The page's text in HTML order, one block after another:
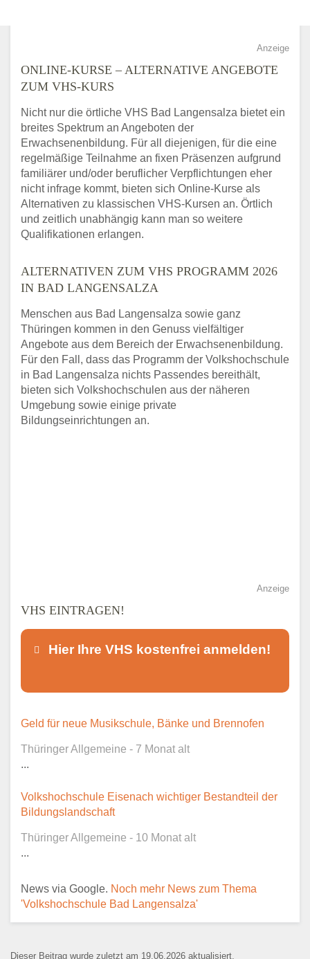
Anzeige
ONLINE-KURSE – ALTERNATIVE ANGEBOTE
ZUM VHS-KURS
Nicht nur die örtliche VHS Bad Langensalza bietet ein
breites Spektrum an Angeboten der
Erwachsenenbildung. Für all diejenigen, für die eine
regelmäßige Teilnahme an fixen Präsenzen aufgrund
familiärer und/oder beruflicher Verpflichtungen eher
nicht infrage kommt, bieten sich Online-Kurse als
Alternativen zu klassischen VHS-Kursen an. Örtlich
und zeitlich unabhängig kann man so weitere
Qualifikationen erlangen.
ALTERNATIVEN ZUM VHS PROGRAMM 2026
IN BAD LANGENSALZA
Menschen aus Bad Langensalza sowie ganz
Thüringen kommen in den Genuss vielfältiger
Angebote aus dem Bereich der Erwachsenenbildung.
Für den Fall, dass das Programm der Volkshochschule
in Bad Langensalza nichts Passendes bereithält,
bieten sich Volkshochschulen aus der näheren
Umgebung sowie einige private
Bildungseinrichtungen an.
Anzeige
VHS EINTRAGEN!
Hier Ihre VHS kostenfrei anmelden!
Dieser Teil dient lediglich zur
öffentlich sichtbar.
E-Mail*
Geld für neue Musikschule, Bänke und Brennofen
Thüringer Allgemeine - 7 Monat alt
...
Volkshochschule Eisenach wichtiger Bestandteil der
Bildungslandschaft
Thüringer Allgemeine - 10 Monat alt
...
News via Google. Noch mehr News zum Thema
'Volkshochschule Bad Langensalza'
Dieser Beitrag wurde zuletzt am 19.06.2026 aktualisiert.